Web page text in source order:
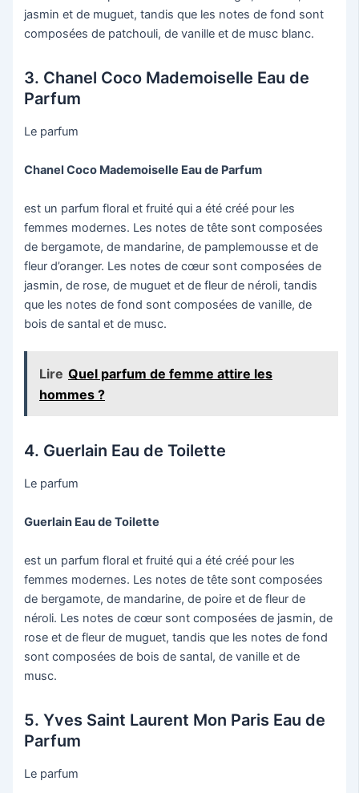
jasmin et de muguet, tandis que les notes de fond sont
composées de patchouli, de vanille et de musc blanc.
3. Chanel Coco Mademoiselle Eau de
Parfum
Le parfum
Chanel Coco Mademoiselle Eau de Parfum
est un parfum floral et fruité qui a été créé pour les
femmes modernes. Les notes de tête sont composées
de bergamote, de mandarine, de pamplemousse et de
fleur d’oranger. Les notes de cœur sont composées de
jasmin, de rose, de muguet et de fleur de néroli, tandis
que les notes de fond sont composées de vanille, de
bois de santal et de musc.
Lire Quel parfum de femme attire les
hommes ?
4. Guerlain Eau de Toilette
Le parfum
Guerlain Eau de Toilette
est un parfum floral et fruité qui a été créé pour les
femmes modernes. Les notes de tête sont composées
de bergamote, de mandarine, de poire et de fleur de
néroli. Les notes de cœur sont composées de jasmin, de
rose et de fleur de muguet, tandis que les notes de fond
sont composées de bois de santal, de vanille et de
musc.
5. Yves Saint Laurent Mon Paris Eau de
Parfum
Le parfum